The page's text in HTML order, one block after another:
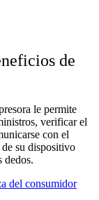
de
le permite
verificar el
con el
su dispositivo
dedos.
del consumidor